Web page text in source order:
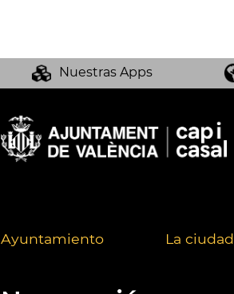
Nuestras Apps
Ayuntamiento La ciudad